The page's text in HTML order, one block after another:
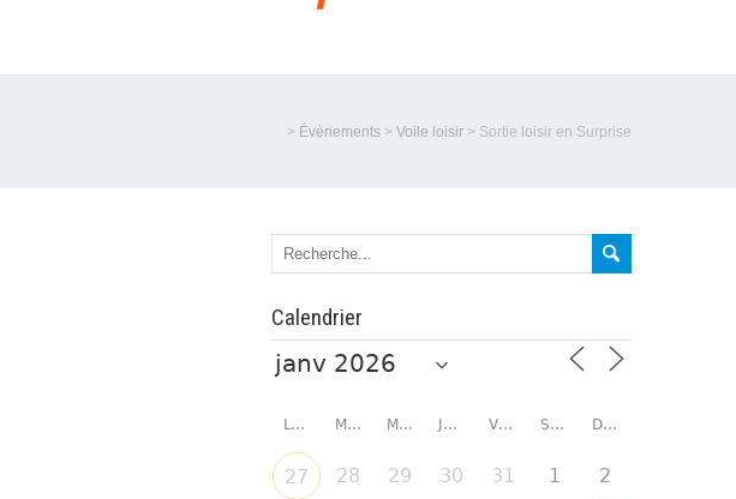
> Évènements > Voile loisir > Sortie loisir en Surprise
Calendrier
LUNDI MARDI MERCREDI JEUDI VENDREDI SAMEDI DIMANCHE
27 28 29 30 31 1 2